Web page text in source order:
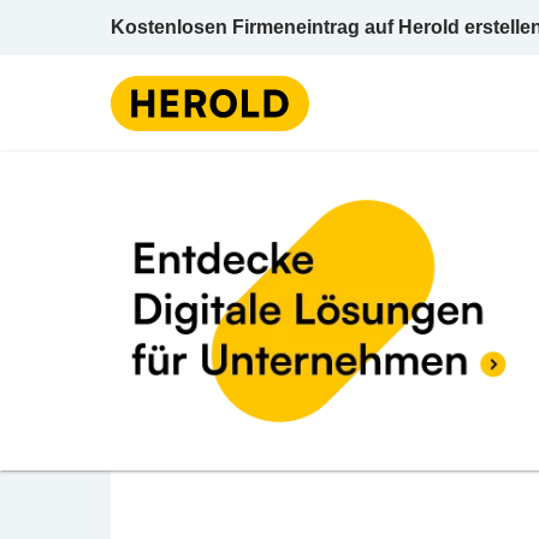
Kostenlosen Firmeneintrag auf Herold
Friseur u Frisiersalon
BEWERTUNG ABGEBEN
Karl Katharina
Up
Trautmannsdorf 12 8343 Bad